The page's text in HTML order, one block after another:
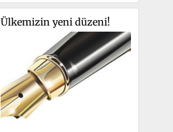
Ülkemizin yeni düzeni!